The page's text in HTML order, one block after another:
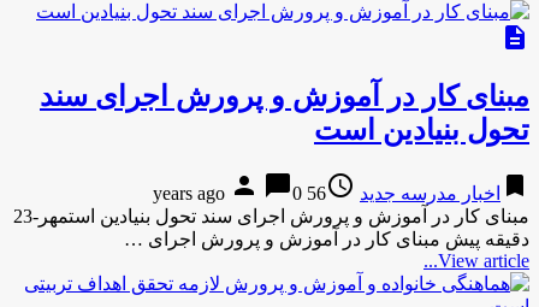
description
مبنای كار در آموزش و پرورش اجرای سند
تحول بنیادین است
bookmark اخبار مدرسه جدید access_time
56 years ago
person chat_bubble0
مبنای كار در آموزش و پرورش اجرای سند تحول بنیادین استمهر-23
دقیقه پیش مبنای كار در آموزش و پرورش اجرای …
View article...